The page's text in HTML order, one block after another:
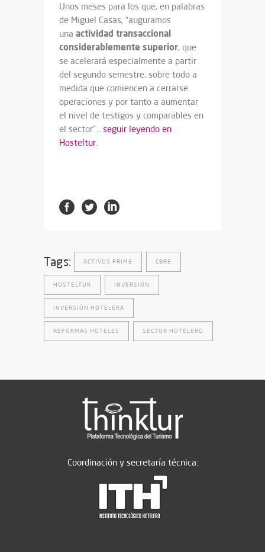
Unos meses para los que, en palabras
de Miguel Casas, “auguramos
una actividad transaccional
considerablemente superior, que
se acelerará especialmente a partir
del segundo semestre, sobre todo a
medida que comiencen a cerrarse
operaciones y por tanto a aumentar
el nivel de testigos y comparables en
el sector”… seguir leyendo en
Hosteltur.
Tags: ACTIVOS PRIME CBRE
HOSTELTUR INVERSIÓN
INVERSIÓN HOTELERA
REFORMAS HOTELES SECTOR HOTELERO
Coordinación y secretaría técnica: